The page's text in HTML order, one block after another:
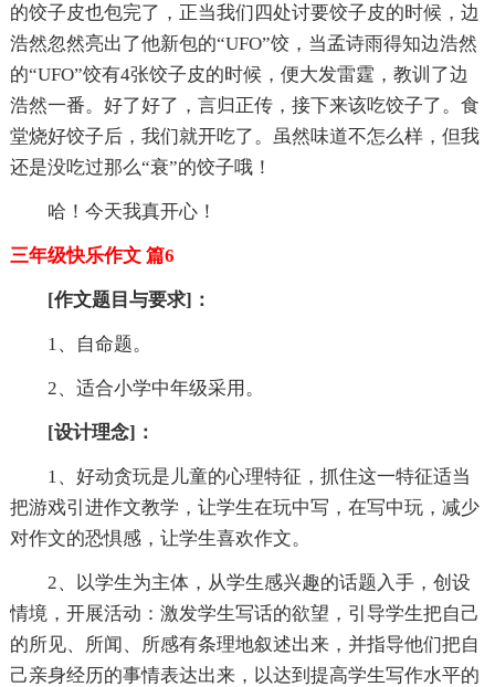
的饺子皮也包完了，正当我们四处讨要饺子皮的时候，边
浩然忽然亮出了他新包的“UFO”饺，当孟诗雨得知边浩然
的“UFO”饺有4张饺子皮的时候，便大发雷霆，教训了边
浩然一番。好了好了，言归正传，接下来该吃饺子了。食
堂烧好饺子后，我们就开吃了。虽然味道不怎么样，但我
还是没吃过那么“衰”的饺子哦！
哈！今天我真开心！
三年级快乐作文 篇6
[作文题目与要求]：
1、自命题。
2、适合小学中年级采用。
[设计理念]：
1、好动贪玩是儿童的心理特征，抓住这一特征适当
把游戏引进作文教学，让学生在玩中写，在写中玩，减少
对作文的恐惧感，让学生喜欢作文。
2、以学生为主体，从学生感兴趣的话题入手，创设
情境，开展活动：激发学生写话的欲望，引导学生把自己
的所见、所闻、所感有条理地叙述出来，并指导他们把自
己亲身经历的事情表达出来，以达到提高学生写作水平的